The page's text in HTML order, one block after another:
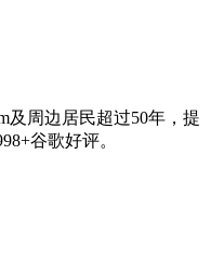
及周边居民超过50年，提
谷歌好评。